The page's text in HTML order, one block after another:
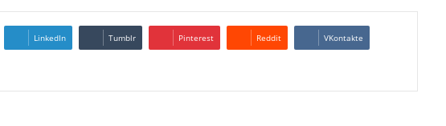
LinkedIn Tumblr Pinterest Reddit VKontakte